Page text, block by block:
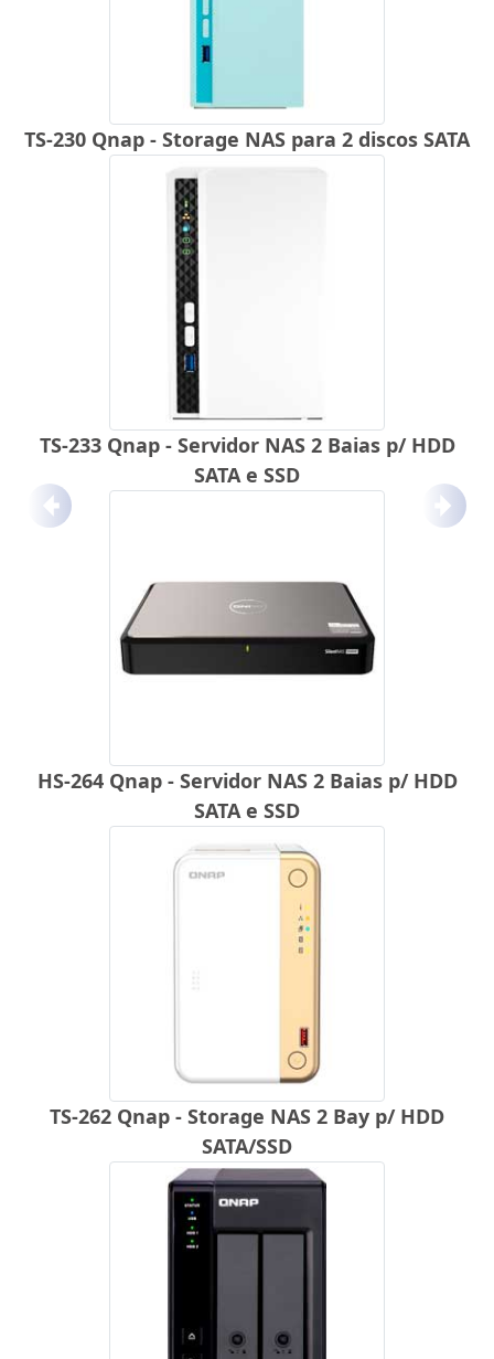
TS-230 Qnap - Storage NAS para 2 discos SATA
TS-233 Qnap - Servidor NAS 2 Baias p/ HDD
SATA e SSD
HS-264 Qnap - Servidor NAS 2 Baias p/ HDD
SATA e SSD
TS-262 Qnap - Storage NAS 2 Bay p/ HDD
SATA/SSD
Anterior